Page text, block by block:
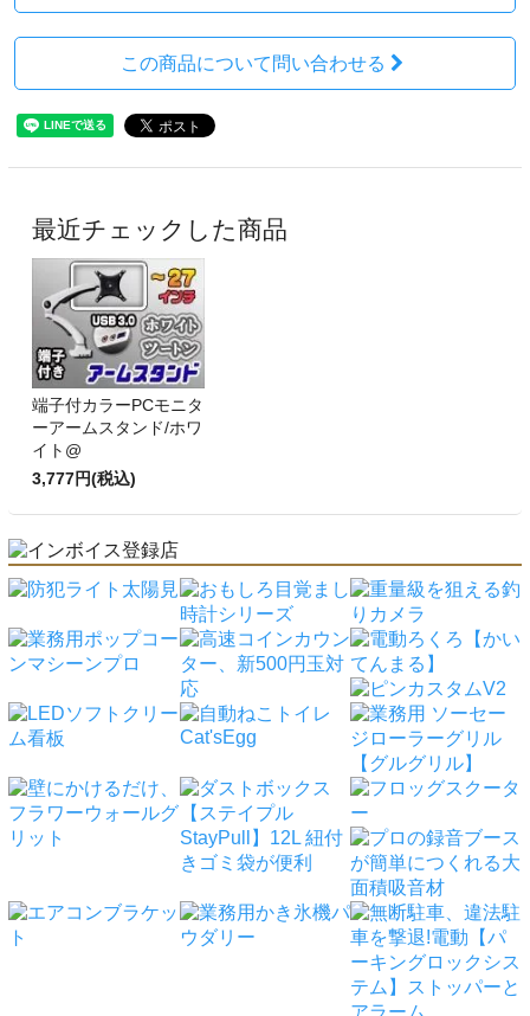
この商品について問い合わせる
最近チェックした商品
端子付カラーPCモニタ
ーアームスタンド/ホワ
イト@
3,777円(税込)